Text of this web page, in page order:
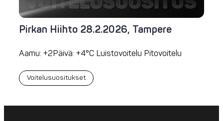
Pirkan Hiihto 28.2.2026, Tampere
Aamu: +2Päivä: +4°C Luistovoitelu Pitovoitelu
Voitelusuositukset